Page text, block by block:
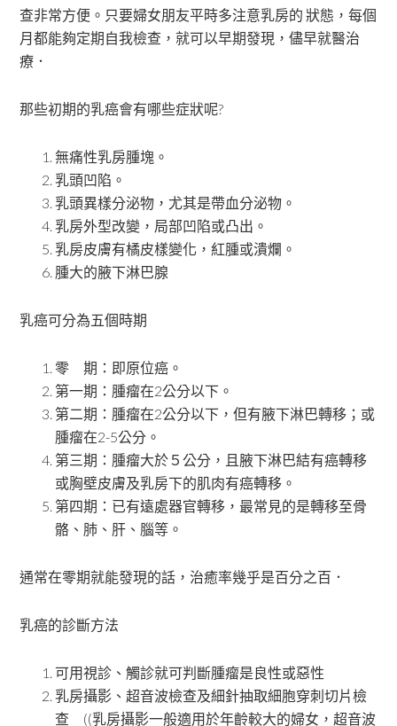
查非常方便。只要婦女朋友平時多注意乳房的 狀態，每個
月都能夠定期自我檢查，就可以早期發現，儘早就醫治
療．
那些初期的乳癌會有哪些症狀呢?
無痛性乳房腫塊。
乳頭凹陷。
乳頭異樣分泌物，尤其是帶血分泌物。
乳房外型改變，局部凹陷或凸出。
乳房皮膚有橘皮樣變化，紅腫或潰爛。
腫大的腋下淋巴腺
乳癌可分為五個時期
零 期：即原位癌。
第一期：腫瘤在2公分以下。
第二期：腫瘤在2公分以下，但有腋下淋巴轉移；或
腫瘤在2-5公分。
第三期：腫瘤大於５公分，且腋下淋巴結有癌轉移
或胸壁皮膚及乳房下的肌肉有癌轉移。
第四期：已有遠處器官轉移，最常見的是轉移至骨
骼、肺、肝、腦等。
通常在零期就能發現的話，治癒率幾乎是百分之百．
乳癌的診斷方法
可用視診、觸診就可判斷腫瘤是良性或惡性
乳房攝影、超音波檢查及細針抽取細胞穿刺切片檢
查 ((乳房攝影一般適用於年齡較大的婦女，超音波